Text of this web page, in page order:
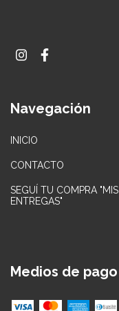
Navegación
INICIO
CONTACTO
SEGUÍ TU COMPRA "MIS
ENTREGAS"
Medios de pago